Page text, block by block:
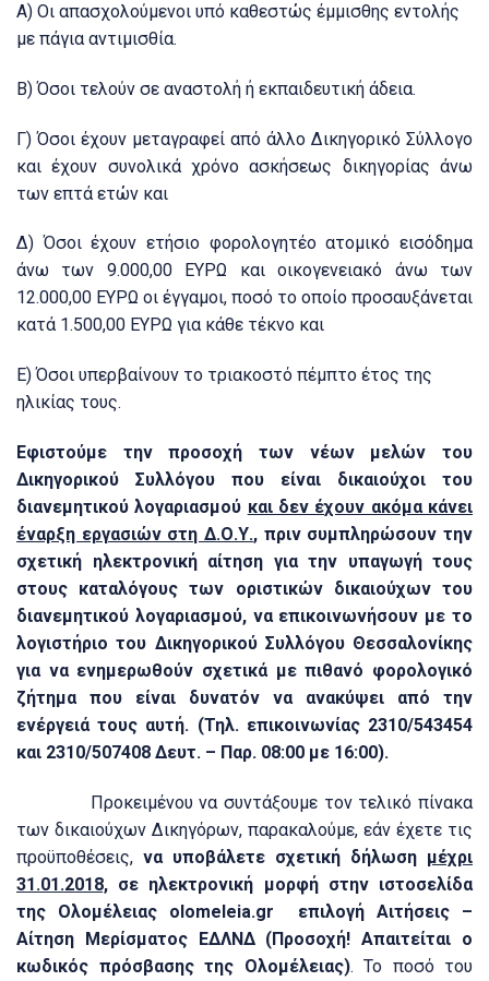
Α) Οι απασχολούμενοι υπό καθεστώς έμμισθης εντολής
με πάγια αντιμισθία.
Β) Όσοι τελούν σε αναστολή ή εκπαιδευτική άδεια.
Γ) Όσοι έχουν μεταγραφεί από άλλο Δικηγορικό Σύλλογο
και έχουν συνολικά χρόνο ασκήσεως δικηγορίας άνω
των επτά ετών και
Δ) Όσοι έχουν ετήσιο φορολογητέο ατομικό εισόδημα
άνω των 9.000,00 ΕΥΡΩ και οικογενειακό άνω των
12.000,00 ΕΥΡΩ οι έγγαμοι, ποσό το οποίο προσαυξάνεται
κατά 1.500,00 ΕΥΡΩ για κάθε τέκνο και
Ε) Όσοι υπερβαίνουν το τριακοστό πέμπτο έτος της
ηλικίας τους.
Εφιστούμε την προσοχή των νέων μελών του
Δικηγορικού Συλλόγου που είναι δικαιούχοι του
διανεμητικού λογαριασμού και δεν έχουν ακόμα κάνει
έναρξη εργασιών στη Δ.Ο.Υ., πριν συμπληρώσουν την
σχετική ηλεκτρονική αίτηση για την υπαγωγή τους
στους καταλόγους των οριστικών δικαιούχων του
διανεμητικού λογαριασμού, να επικοινωνήσουν με το
λογιστήριο του Δικηγορικού Συλλόγου Θεσσαλονίκης
για να ενημερωθούν σχετικά με πιθανό φορολογικό
ζήτημα που είναι δυνατόν να ανακύψει από την
ενέργειά τους αυτή. (Τηλ. επικοινωνίας 2310/543454
και 2310/507408 Δευτ. – Παρ. 08:00 με 16:00).
Προκειμένου να συντάξουμε τον τελικό πίνακα
των δικαιούχων Δικηγόρων, παρακαλούμε, εάν έχετε τις
προϋποθέσεις, να υποβάλετε σχετική δήλωση μέχρι
31.01.2018, σε ηλεκτρονική μορφή στην ιστοσελίδα
της Ολομέλειας olomeleia.gr
επιλογή Αιτήσεις –
Αίτηση Μερίσματος ΕΔΛΝΔ (Προσοχή! Απαιτείται ο
κωδικός πρόσβασης της Ολομέλειας). Το ποσό του